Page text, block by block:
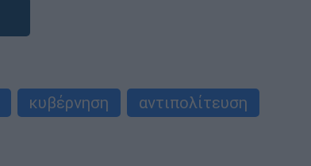
κυβέρνηση
αντιπολίτευση